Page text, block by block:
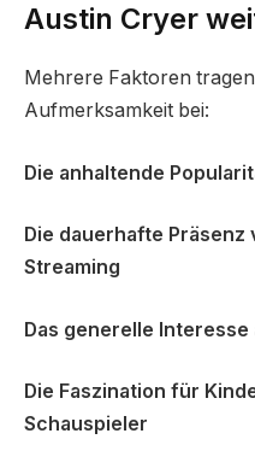
Austin Cryer
Mehrere Faktoren
Aufmerksamkeit bei:
Die anhaltende
Die dauerhafte Präsenz
Streaming
Das generelle
Die Faszination für
Schauspieler